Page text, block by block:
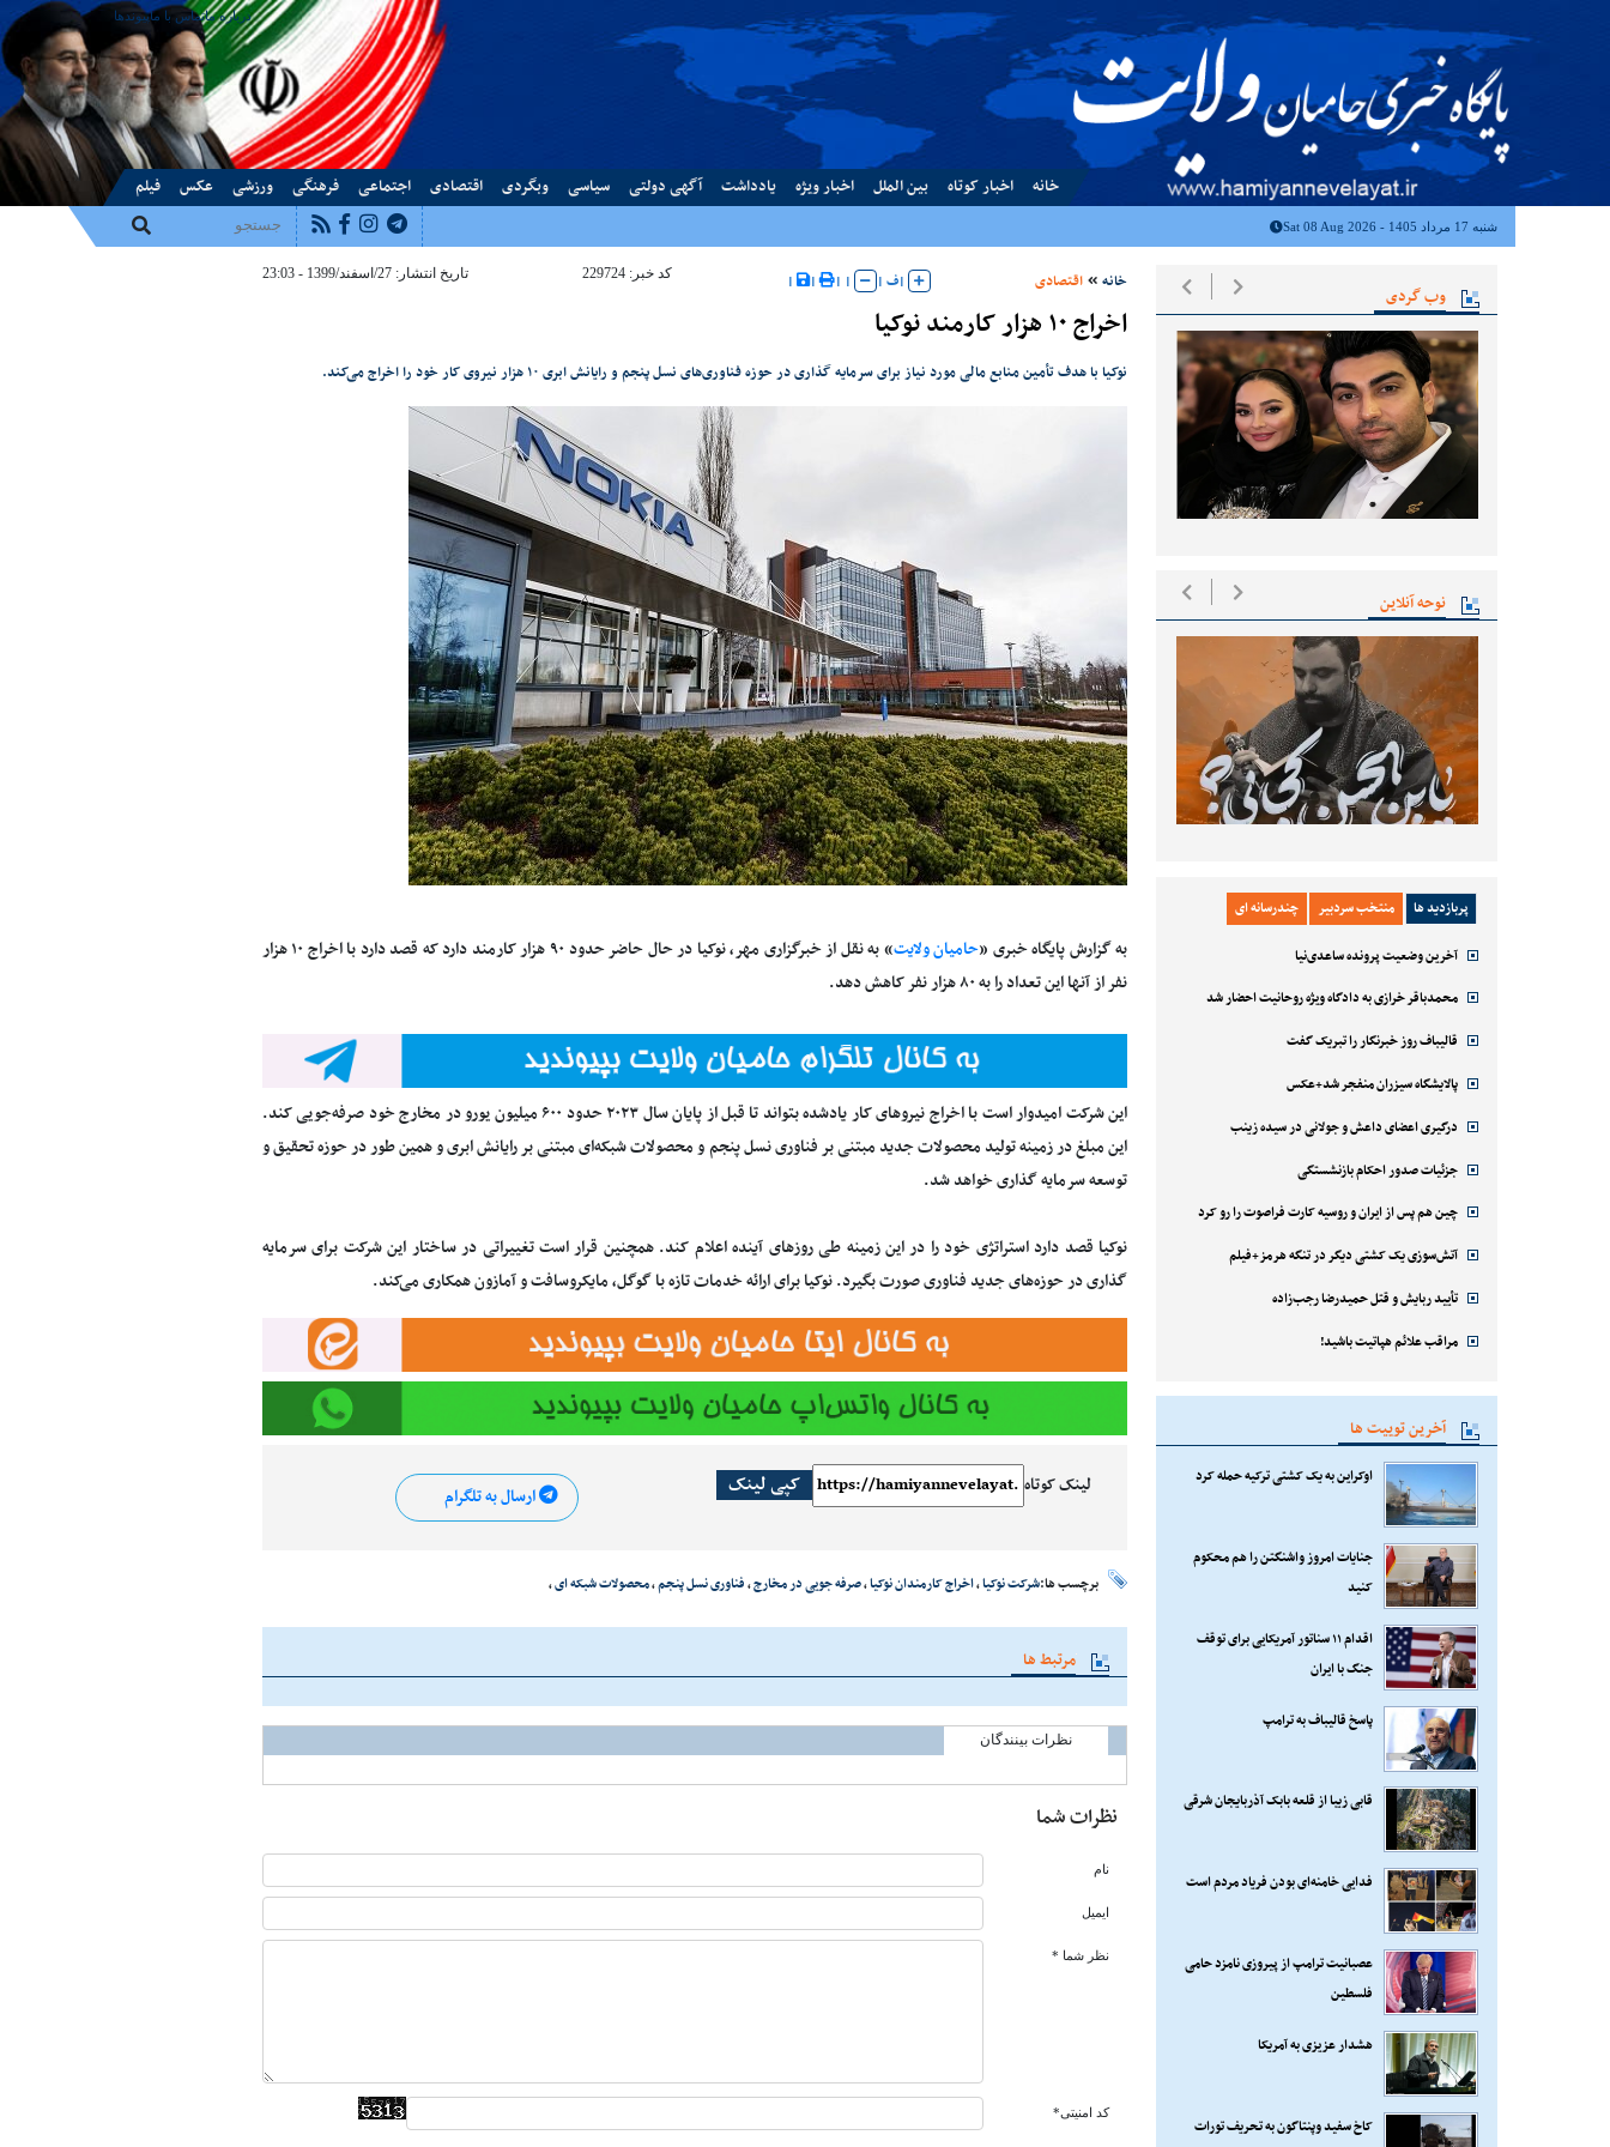
درباره ماتماس با ماپیوندها
خانه اخبار کوتاه بین الملل اخبار ویژه یادداشت آگهی دولتی سیاسی وبگردی اقتصادی اجتماعی فرهنگی ورزشی عکس فیلم
شنبه 17 مرداد 1405 - Sat 08 Aug 2026
وب گردی
نوحه آنلاین
پربازدید ها منتخب سردبیر چندرسانه ای
آخرین وضعیت پرونده ساعدی‌نیا
محمدباقر خرازی به دادگاه ویژه روحانیت احضار شد
قالیباف روز خبرنگار را تبریک گفت
پالایشگاه سیزران منفجر شد+عکس
درگیری اعضای داعش و جولانی در سیده زینب
جزئیات صدور احکام بازنشستگی
چین هم پس از ایران و روسیه کارت فراصوت را رو کرد
آتش‌سوزی یک کشتی دیگر در تنگه هرمز+فیلم
تأیید ربایش و قتل حمیدرضا رجب‌زاده
مراقب علائم هپاتیت باشید!
آخرین توییت ها
اوکراین به یک کشتی ترکیه حمله کرد
جنایات امروز واشنگتن را هم محکوم
کنید
اقدام ۱۱ سناتور آمریکایی برای توقف
جنگ با ایران
پاسخ قالیباف به ترامپ
قابی زیبا از قلعه بابک آذربایجان شرقی
فدایی خامنه‌ای بودن فریاد مردم است
عصبانیت ترامپ از پیروزی نامزد حامی
فلسطین
هشدار عزیزی به آمریکا
کاخ سفید وپنتاگون به تحریف تورات
خانه اقتصادی |ف |
|
|
|
| کد خبر: 229724 تاریخ انتشار: 27/اسفند/1399 - 23:03
اخراج ۱۰ هزار کارمند نوکیا
نوکیا با هدف تأمین منابع مالی مورد نیاز برای سرمایه گذاری در حوزه فناوری‌های نسل پنجم و رایانش ابری ۱۰ هزار نیروی کار خود را اخراج می‌کند.
به گزارش پایگاه خبری «حامیان ولایت
» به نقل از خبرگزاری مهر، نوکیا در حال حاضر حدود ۹۰ هزار کارمند دارد که قصد دارد با اخراج ۱۰ هزار
نفر از آنها این تعداد را به ۸۰ هزار نفر کاهش دهد.
این شرکت امیدوار است با اخراج نیروهای کار یادشده بتواند تا قبل از پایان سال ۲۰۲۳ حدود ۶۰۰ میلیون یورو در مخارج خود صرفه‌جویی کند.
این مبلغ در زمینه تولید محصولات جدید مبتنی بر فناوری نسل پنجم و محصولات شبکه‌ای مبتنی بر رایانش ابری و همین طور در حوزه تحقیق و
توسعه سرمایه گذاری خواهد شد.
نوکیا قصد دارد استراتژی خود را در این زمینه طی روزهای آینده اعلام کند. همچنین قرار است تغییراتی در ساختار این شرکت برای سرمایه
گذاری در حوزه‌های جدید فناوری صورت بگیرد. نوکیا برای ارائه خدمات تازه با گوگل، مایکروسافت و آمازون همکاری می‌کند.
لینک کوتاه کپی لینک ارسال به تلگرام
برچسب ها:شرکت نوکیا،اخراج کارمندان نوکیا،صرفه جویی در مخارج،فناوری نسل پنجم،محصولات شبکه ای،
مرتبط ها
نظرات بینندگان
نظرات شما
نام
ایمیل
نظر شما *
کد امنیتی*